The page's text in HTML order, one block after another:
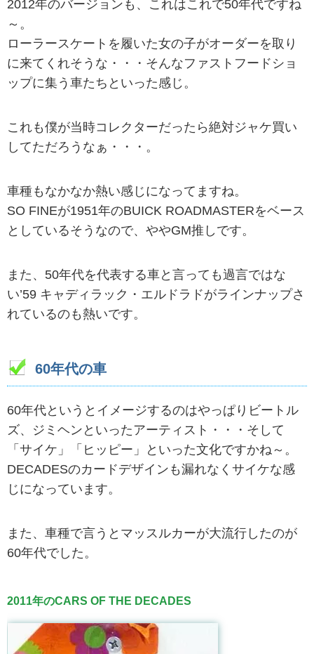
2012年のバージョンも、これはこれで50年代ですね
～。
ローラースケートを履いた女の子がオーダーを取り
に来てくれそうな・・・そんなファストフードショ
ップに集う車たちといった感じ。
これも僕が当時コレクターだったら絶対ジャケ買い
してただろうなぁ・・・。
車種もなかなか熱い感じになってますね。
SO FINEが1951年のBUICK ROADMASTERをベース
としているそうなので、ややGM推しです。
また、50年代を代表する車と言っても過言ではな
い’59 キャディラック・エルドラドがラインナップさ
れているのも熱いです。
60年代の車
60年代というとイメージするのはやっぱりビートル
ズ、ジミヘンといったアーティスト・・・そして
「サイケ」「ヒッピー」といった文化ですかね～。
DECADESのカードデザインも漏れなくサイケな感
じになっています。
また、車種で言うとマッスルカーが大流行したのが
60年代でした。
2011年のCARS OF THE DECADES